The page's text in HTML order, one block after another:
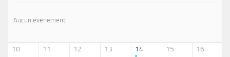
Aucun événement
10 11 12 13 14 15 16